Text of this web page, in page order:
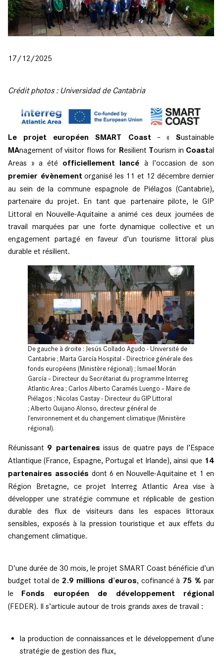
17/12/2025
Crédit photos : Universidad de Cantabria
Le projet européen SMART Coast– «Sustainable
MAnagement of visitor flows for Resilient Tourism in Coastal
Areas » a été officiellement lancéà l’occasion de son
premier évènementorganisé les 11 et 12 décembre dernier
au sein de la commune espagnole de Piélagos (Cantabrie),
partenaire du projet. En tant que partenaire pilote, le GIP
Littoral en Nouvelle-Aquitaine a animé ces deux journées de
travail marquées par une forte dynamique collective et un
engagement partagé en faveur d’un tourisme littoral plus
durable et résilient.
De gauche à droite : Jesús Collado Agudo - Université de
Cantabrie ; Marta García Hospital - Directrice générale des
fonds européens (Ministère régional) ; Ismael Morán
García – Directeur du Secrétariat du programme Interreg
Atlantic Area ; Carlos Alberto Caramés Luengo – Maire de
Piélagos ; Nicolas Castay - Directeur du GIP Littoral
; Alberto Quijano Alonso, directeur général de
l'environnement et du changement climatique (Ministère
régional).
Réunissant 9 partenaires issus de quatre pays de l’Espace
Atlantique (France, Espagne, Portugal et Irlande), ainsi que 14
partenaires associés dont 6 en Nouvelle-Aquitaine et 1 en
Région Bretagne, ce projet Interreg Atlantic Area vise à
développer une stratégie commune et réplicable de gestion
durable des flux de visiteurs dans les espaces littoraux
sensibles, exposés à la pression touristique et aux effets du
changement climatique.
D’une durée de 30 mois, le projet SMART Coast bénéficie d’un
budget total de 2.9 millions d’euros, cofinancé à 75 % par
le Fonds européen de développement régional
(FEDER). Il s’articule autour de trois grands axes de travail :
la production de connaissances et le développement d'une
stratégie de gestion des flux,